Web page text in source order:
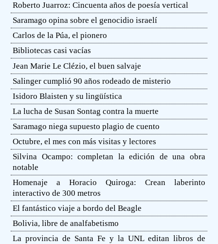
Roberto Juarroz: Cincuenta años de poesía vertical
Saramago opina sobre el genocidio israelí
Carlos de la Púa, el pionero
Bibliotecas casi vacías
Jean Marie Le Clézio, el buen salvaje
Salinger cumplió 90 años rodeado de misterio
Isidoro Blaisten y su lingüística
La lucha de Susan Sontag contra la muerte
Saramago niega supuesto plagio de cuento
Octubre, el mes con más visitas y lectores
Silvina Ocampo: completan la edición de una obra
notable
Homenaje a Horacio Quiroga: Crean laberinto
interactivo de 300 metros
El fantástico viaje a bordo del Beagle
Bolivia, libre de analfabetismo
La provincia de Santa Fe y la UNL editan libros de